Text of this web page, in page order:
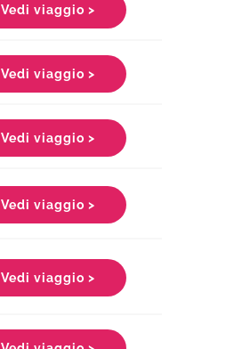
Vedi viaggio >
Vedi viaggio >
Vedi viaggio >
Vedi viaggio >
Vedi viaggio >